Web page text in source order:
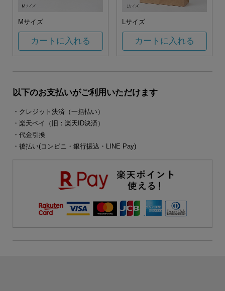
Mサイズ
カートに入れる
Lサイズ
カートに入れる
以下のお支払いがご利用いただけます
・クレジット決済（一括払い）
・楽天ペイ（旧：楽天ID決済）
・代金引換
・後払い(コンビニ・銀行振込・LINE Pay)